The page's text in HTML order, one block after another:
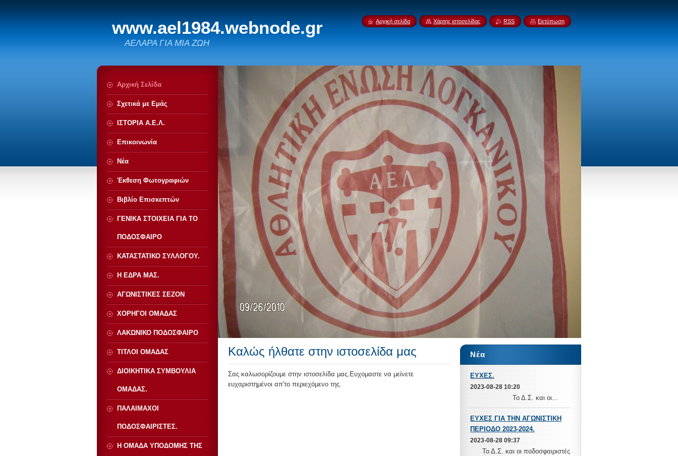
www.ael1984.webnode.gr
ΑΕΛΑΡΑ ΓΙΑ ΜΙΑ ΖΩΗ
Καλώς ήλθατε στην ιστοσελίδα μας
Σας καλωσορίζουμε στην ιστοσελίδα μας.Ευχομαστε να μείνετε
ευχαριστημένοι απ'το περιεχόμενο της.
Νέα
ΕΥΧΕΣ.
2023-08-28 10:20
Το Δ.Σ. και οι...
ΕΥΧΕΣ ΓΙΑ ΤΗΝ ΑΓΩΝΙΣΤΙΚΗ
ΠΕΡΙΟΔΟ 2023-2024.
2023-08-28 09:37
Το Δ.Σ. και οι ποδοσφαιριστές
Αρχική Σελίδα
Σχετικά με Eμάς
ΙΣΤΟΡΙΑ Α.Ε.Λ.
Επικοινωνία
Νέα
Έκθεση Φωτογραφιών
Βιβλίο Επισκεπτών
ΓΕΝΙΚΑ ΣΤΟΙΧΕΙΑ ΓΙΑ ΤΟ
ΠΟΔΟΣΦΑΙΡΟ
ΚΑΤΑΣΤΑΤΙΚΟ ΣΥΛΛΟΓΟΥ.
Η ΕΔΡΑ ΜΑΣ.
ΑΓΩΝΙΣΤΙΚΕΣ ΣΕΖΟΝ
ΧΟΡΗΓΟΙ ΟΜΑΔΑΣ
ΛΑΚΩΝΙΚΟ ΠΟΔΟΣΦΑΙΡΟ
ΤΙΤΛΟΙ ΟΜΑΔΑΣ
ΔΙΟΙΚΗΤΙΚΑ ΣΥΜΒΟΥΛΙΑ
ΟΜΑΔΑΣ.
ΠΑΛΑΙΜΑΧΟΙ
ΠΟΔΟΣΦΑΙΡΙΣΤΕΣ.
Η ΟΜΑΔΑ ΥΠΟΔΟΜΗΣ ΤΗΣ
Αρχική σελίδα Χάρτης ιστοσελίδας RSS Εκτύπωση